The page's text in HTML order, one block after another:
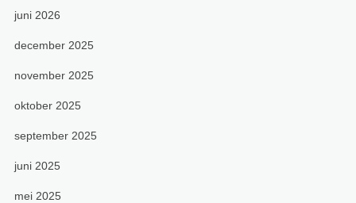
juni 2026
december 2025
november 2025
oktober 2025
september 2025
juni 2025
mei 2025